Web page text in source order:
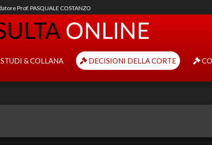
Prof. PASQUALE COSTANZO
& COLLANA DECISIONI DELLA CORTE